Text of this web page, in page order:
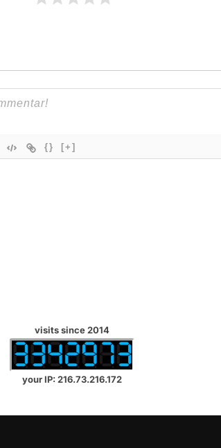
{} [+]
visits since 2014
your IP: 216.73.216.172